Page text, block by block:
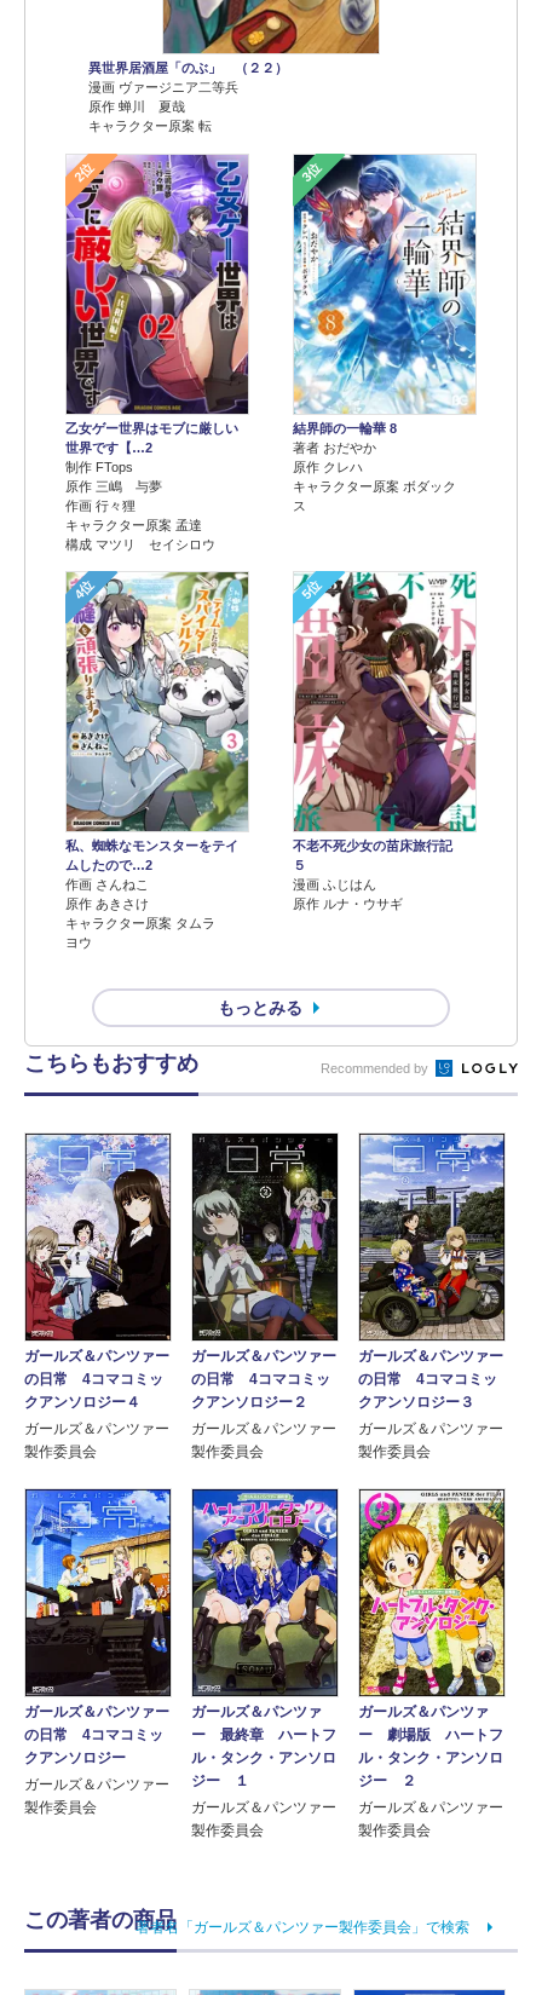
異世界居酒屋「のぶ」 （２２）
漫画 ヴァージニア二等兵
原作 蝉川 夏哉
キャラクター原案 転
2位
乙女ゲー世界はモブに厳しい
世界です【…2
制作 FTops
原作 三嶋 与夢
作画 行々狸
キャラクター原案 孟達
構成 マツリ セイシロウ
3位
結界師の一輪華 8
著者 おだやか
原作 クレハ
キャラクター原案 ボダック
ス
4位
私、蜘蛛なモンスターをテイ
ムしたので…2
作画 さんねこ
原作 あきさけ
キャラクター原案 タムラ
ヨウ
5位
不老不死少女の苗床旅行記
５
漫画 ふじはん
原作 ルナ・ウサギ
もっとみる
こちらもおすすめ Recommended by
ガールズ＆パンツァー
の日常 4コマコミッ
クアンソロジー４
ガールズ＆パンツァー
製作委員会
ガールズ＆パンツァー
の日常 4コマコミッ
クアンソロジー２
ガールズ＆パンツァー
製作委員会
ガールズ＆パンツァー
の日常 4コマコミッ
クアンソロジー３
ガールズ＆パンツァー
製作委員会
ガールズ＆パンツァー
の日常 4コマコミッ
クアンソロジー
ガールズ＆パンツァー
製作委員会
ガールズ＆パンツァ
ー 最終章 ハートフ
ル・タンク・アンソロ
ジー １
ガールズ＆パンツァー
製作委員会
ガールズ＆パンツァ
ー 劇場版 ハートフ
ル・タンク・アンソロ
ジー ２
ガールズ＆パンツァー
製作委員会
この著者の商品著者名「ガールズ＆パンツァー製作委員会」で検索